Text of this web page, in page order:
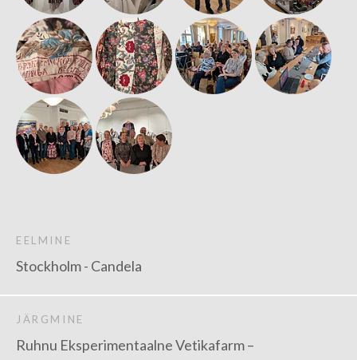
EELMINE
Stockholm - Candela
JÄRGMINE
Ruhnu Eksperimentaalne Vetikafarm –